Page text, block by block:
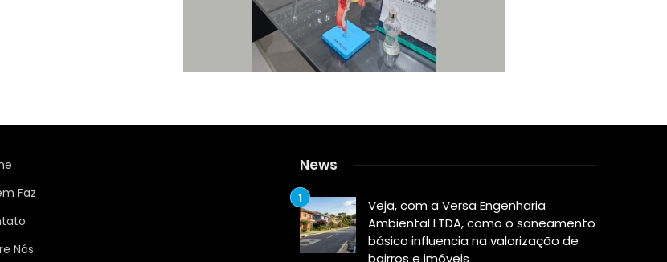
Faz
Nós
News
Veja, com a Versa Engenharia
Ambiental LTDA, como o saneamento
básico influencia na valorização de
bairros e imóveis